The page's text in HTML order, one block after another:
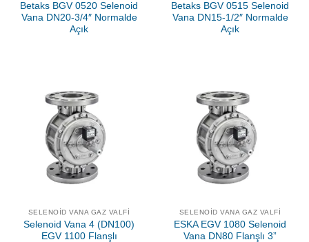
Betaks BGV 0520 Selenoid
Vana DN20-3/4″ Normalde
Açık
Betaks BGV 0515 Selenoid
Vana DN15-1/2″ Normalde
Açık
SELENOID VANA GAZ VALFI
Selenoid Vana 4 (DN100)
EGV 1100 Flanşlı
SELENOID VANA GAZ VALFI
ESKA EGV 1080 Selenoid
Vana DN80 Flanşlı 3”